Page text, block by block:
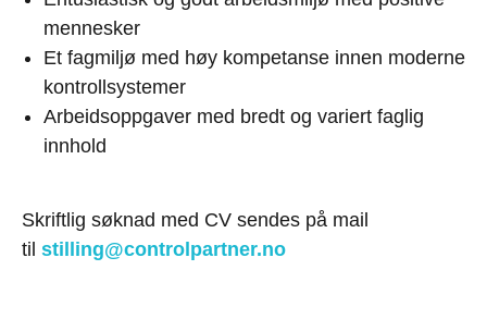
mennesker
Et fagmiljø med høy kompetanse innen moderne
kontrollsystemer
Arbeidsoppgaver med bredt og variert faglig
innhold
Skriftlig søknad med CV sendes på mail
til stilling@controlpartner.no